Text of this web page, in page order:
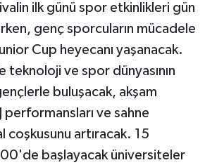
ilk günü spor etkinlikleri gün
genç sporcuların mücadele
Cup heyecanı yaşanacak.
teknoloji ve spor dünyasının
buluşacak, akşam
performansları ve sahne
coşkusunu artıracak. 15
başlayacak üniversiteler